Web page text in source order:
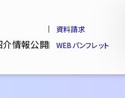
介情報公開
資料請求
WEBパンフレット